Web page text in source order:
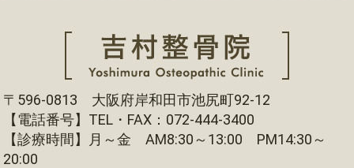
〒596-0813 大阪府岸和田市池尻町92-12
【電話番号】TEL・FAX：072-444-3400
【診療時間】月～金 AM8:30～13:00 PM14:30～
20:00